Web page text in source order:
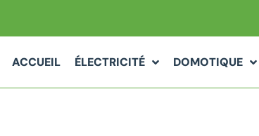
ACCUEIL ÉLECTRICITÉ DOMOTIQUE